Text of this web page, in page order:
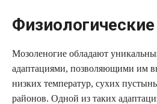
Мозоленогие обладают
адаптациями, позволяющими им
низких температур, сухих
районов. Одной из таких